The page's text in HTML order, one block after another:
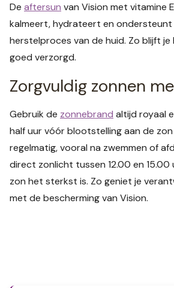
De aftersun van Vision met vitamine
kalmeert, hydrateert en ondersteunt
herstelproces van de huid. Zo blijft je
goed verzorgd.
Zorgvuldig zonnen
Gebruik de zonnebrand altijd royaal
half uur vóór blootstelling aan de zon
regelmatig, vooral na zwemmen of
direct zonlicht tussen 12.00 en 15.00
zon het sterkst is. Zo geniet je
met de bescherming van Vision.